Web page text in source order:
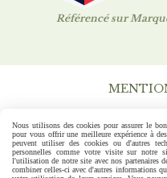
Référencé sur
CONDITIONS
POLITIQUE DE
Nous utilisons des cookies pour assurer le
pour vous offrir une meilleure expérience à
peuvent utiliser des cookies ou d'autres
personnelles comme votre visite sur notre
l'utilisation de notre site avec nos partenaires
combiner celles-ci avec d'autres informations